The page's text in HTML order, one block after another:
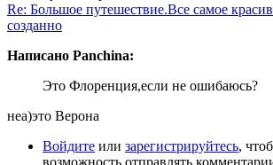
Re: Большое путешествие.Все самое
созданно
Написано Panchina:
Это Флоренция,если не ошибаюсь?
неа)это Верона
Войдите или зарегистрируйтесь,
возможность отправлять